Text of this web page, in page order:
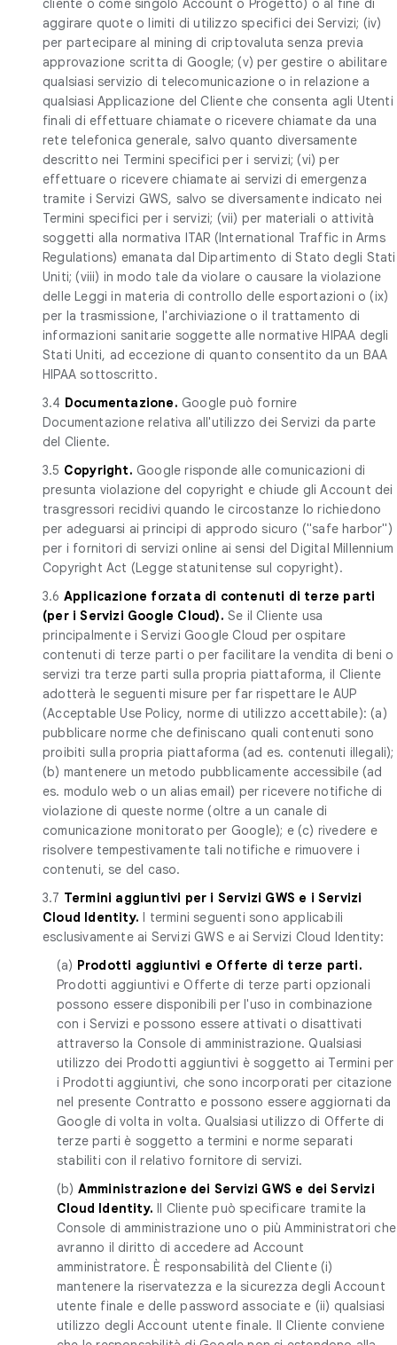
cliente o come singolo Account o Progetto) o al fine di
aggirare quote o limiti di utilizzo specifici dei Servizi; (iv)
per partecipare al mining di criptovaluta senza previa
approvazione scritta di Google; (v) per gestire o abilitare
qualsiasi servizio di telecomunicazione o in relazione a
qualsiasi Applicazione del Cliente che consenta agli Utenti
finali di effettuare chiamate o ricevere chiamate da una
rete telefonica generale, salvo quanto diversamente
descritto nei Termini specifici per i servizi; (vi) per
effettuare o ricevere chiamate ai servizi di emergenza
tramite i Servizi GWS, salvo se diversamente indicato nei
Termini specifici per i servizi; (vii) per materiali o attività
soggetti alla normativa ITAR (International Traffic in Arms
Regulations) emanata dal Dipartimento di Stato degli Stati
Uniti; (viii) in modo tale da violare o causare la violazione
delle Leggi in materia di controllo delle esportazioni o (ix)
per la trasmissione, l'archiviazione o il trattamento di
informazioni sanitarie soggette alle normative HIPAA degli
Stati Uniti, ad eccezione di quanto consentito da un BAA
HIPAA sottoscritto.
3.4 Documentazione. Google può fornire
Documentazione relativa all'utilizzo dei Servizi da parte
del Cliente.
3.5 Copyright. Google risponde alle comunicazioni di
presunta violazione del copyright e chiude gli Account dei
trasgressori recidivi quando le circostanze lo richiedono
per adeguarsi ai principi di approdo sicuro ("safe harbor")
per i fornitori di servizi online ai sensi del Digital Millennium
Copyright Act (Legge statunitense sul copyright).
3.6 Applicazione forzata di contenuti di terze parti
(per i Servizi Google Cloud). Se il Cliente usa
principalmente i Servizi Google Cloud per ospitare
contenuti di terze parti o per facilitare la vendita di beni o
servizi tra terze parti sulla propria piattaforma, il Cliente
adotterà le seguenti misure per far rispettare le AUP
(Acceptable Use Policy, norme di utilizzo accettabile): (a)
pubblicare norme che definiscano quali contenuti sono
proibiti sulla propria piattaforma (ad es. contenuti illegali);
(b) mantenere un metodo pubblicamente accessibile (ad
es. modulo web o un alias email) per ricevere notifiche di
violazione di queste norme (oltre a un canale di
comunicazione monitorato per Google); e (c) rivedere e
risolvere tempestivamente tali notifiche e rimuovere i
contenuti, se del caso.
3.7 Termini aggiuntivi per i Servizi GWS e i Servizi
Cloud Identity. I termini seguenti sono applicabili
esclusivamente ai Servizi GWS e ai Servizi Cloud Identity:
(a) Prodotti aggiuntivi e Offerte di terze parti.
Prodotti aggiuntivi e Offerte di terze parti opzionali
possono essere disponibili per l'uso in combinazione
con i Servizi e possono essere attivati o disattivati
attraverso la Console di amministrazione. Qualsiasi
utilizzo dei Prodotti aggiuntivi è soggetto ai Termini per
i Prodotti aggiuntivi, che sono incorporati per citazione
nel presente Contratto e possono essere aggiornati da
Google di volta in volta. Qualsiasi utilizzo di Offerte di
terze parti è soggetto a termini e norme separati
stabiliti con il relativo fornitore di servizi.
(b) Amministrazione dei Servizi GWS e dei Servizi
Cloud Identity. Il Cliente può specificare tramite la
Console di amministrazione uno o più Amministratori che
avranno il diritto di accedere ad Account
amministratore. È responsabilità del Cliente (i)
mantenere la riservatezza e la sicurezza degli Account
utente finale e delle password associate e (ii) qualsiasi
utilizzo degli Account utente finale. Il Cliente conviene